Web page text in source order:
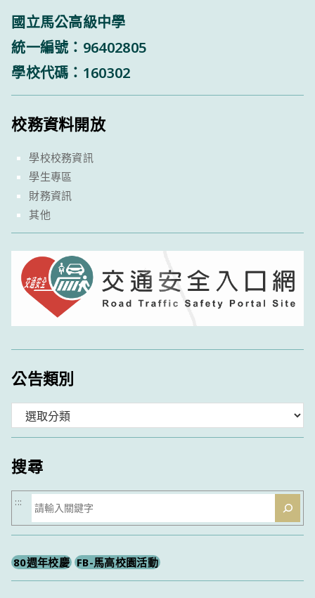
國立馬公高級中學
統一編號：96402805
學校代碼：160302
校務資料開放
學校校務資訊
學生專區
財務資訊
其他
公告類別
類
搜尋
搜
尋
:::
80週年校慶 FB-馬高校園活動